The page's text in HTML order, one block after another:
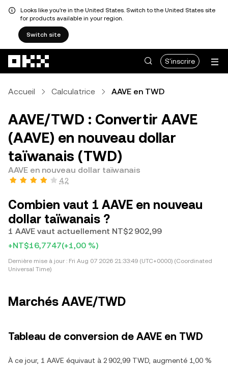
Looks like you're in the United States. Switch to the United States site
for products available in your region.
Switch site
S'inscrire
Accueil Calculatrice AAVE en TWD
AAVE/TWD : Convertir AAVE
(AAVE) en nouveau dollar
taïwanais (TWD)
AAVE en nouveau dollar taïwanais
4,2
Combien vaut 1 AAVE en nouveau
dollar taïwanais ?
1 AAVE vaut actuellement NT$2 902,99
+NT$16,7747(+1,00 %)
Dernière mise à jour : Fri Aug 07 2026 21:33:49 (UTC+0000) (Coordinated
Universal Time)
Marchés AAVE/TWD
Tableau de conversion de AAVE en TWD
À ce jour, 1 AAVE équivaut à 2 902,99 TWD, augmenté 1,00 %